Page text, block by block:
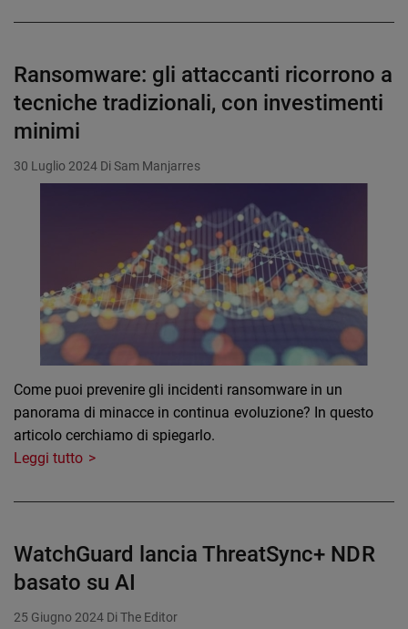
Ransomware: gli attaccanti ricorrono a
tecniche tradizionali, con investimenti
minimi
30 Luglio 2024 Di Sam Manjarres
Come puoi prevenire gli incidenti ransomware in un
panorama di minacce in continua evoluzione? In questo
articolo cerchiamo di spiegarlo.
Leggi tutto
WatchGuard lancia ThreatSync+ NDR
basato su AI
25 Giugno 2024 Di The Editor